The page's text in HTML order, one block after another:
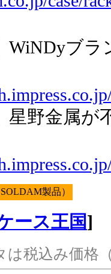
WiNDyブ
星野金属
製品）
ース王国]
税込み価格